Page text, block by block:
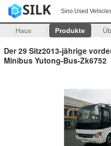
Sino Used
Haus Produkte
Der 29 Sitz2013-jährige
Minibus Yutong-Bus-Zk6752